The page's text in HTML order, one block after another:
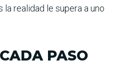
realidad le supera a uno
PASO